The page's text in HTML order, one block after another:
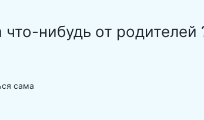
нибудь от родителей
сама